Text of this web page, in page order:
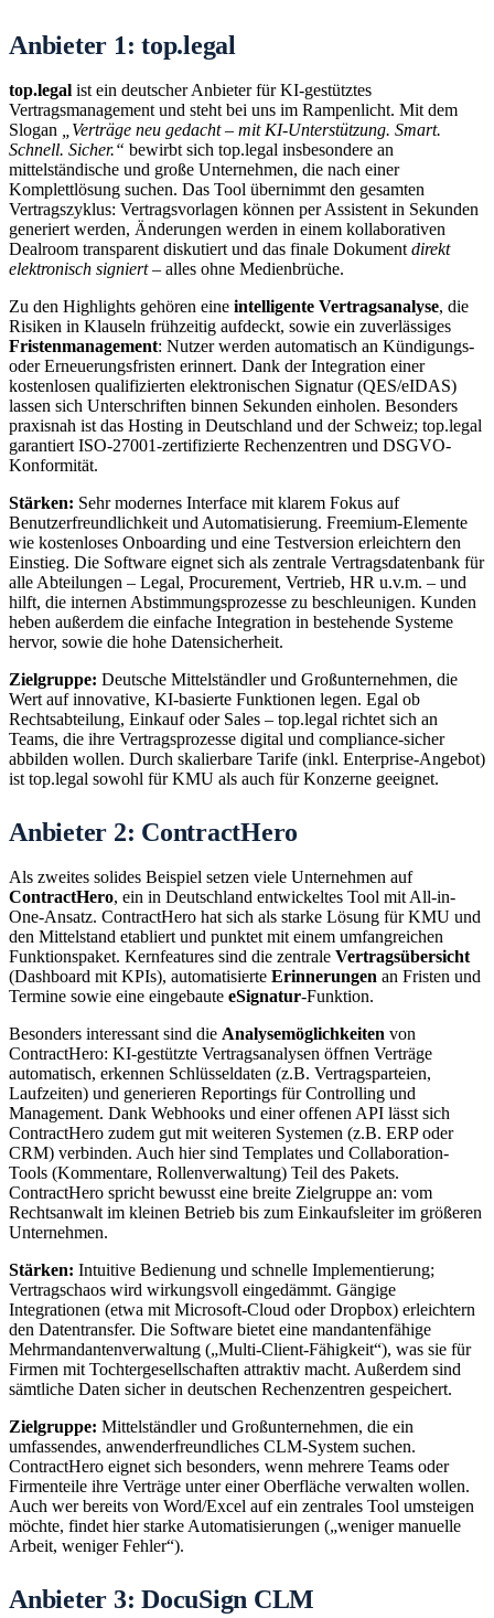
Anbieter 1: top.legal
top.legal ist ein deutscher Anbieter für KI-gestütztes
Vertragsmanagement und steht bei uns im Rampenlicht. Mit dem
Slogan
„Verträge neu gedacht – mit KI-Unterstützung. Smart.
Schnell. Sicher.“ bewirbt sich top.legal insbesondere an
mittelständische und große Unternehmen, die nach einer
Komplettlösung suchen. Das Tool übernimmt den gesamten
Vertragszyklus: Vertragsvorlagen können per Assistent in Sekunden
generiert werden, Änderungen werden in einem kollaborativen
Dealroom transparent diskutiert und das finale Dokument direkt
elektronisch signiert– alles ohne Medienbrüche.
Zu den Highlights gehören eine intelligente Vertragsanalyse, die
Risiken in Klauseln frühzeitig aufdeckt, sowie ein zuverlässiges
Fristenmanagement: Nutzer werden automatisch an Kündigungs-
oder Erneuerungsfristen erinnert. Dank der Integration einer
kostenlosen qualifizierten elektronischen Signatur (QES/eIDAS)
lassen sich Unterschriften binnen Sekunden einholen. Besonders
praxisnah ist das Hosting in Deutschland und der Schweiz; top.legal
garantiert ISO-27001-zertifizierte Rechenzentren und DSGVO-
Konformität.
Stärken: Sehr modernes Interface mit klarem Fokus auf
Benutzerfreundlichkeit und Automatisierung. Freemium-Elemente
wie kostenloses Onboarding und eine Testversion erleichtern den
Einstieg. Die Software eignet sich als zentrale Vertragsdatenbank für
alle Abteilungen – Legal, Procurement, Vertrieb, HR u.v.m. – und
hilft, die internen Abstimmungsprozesse zu beschleunigen. Kunden
heben außerdem die einfache Integration in bestehende Systeme
hervor, sowie die hohe Datensicherheit.
Zielgruppe: Deutsche Mittelständler und Großunternehmen, die
Wert auf innovative, KI-basierte Funktionen legen. Egal ob
Rechtsabteilung, Einkauf oder Sales – top.legal richtet sich an
Teams, die ihre Vertragsprozesse digital und compliance-sicher
abbilden wollen. Durch skalierbare Tarife (inkl. Enterprise-Angebot)
ist top.legal sowohl für KMU als auch für Konzerne geeignet.
Anbieter 2: ContractHero
Als zweites solides Beispiel setzen viele Unternehmen auf
ContractHero, ein in Deutschland entwickeltes Tool mit All-in-
One-Ansatz. ContractHero hat sich als starke Lösung für KMU und
den Mittelstand etabliert und punktet mit einem umfangreichen
Funktionspaket. Kernfeatures sind die zentrale Vertragsübersicht
(Dashboard mit KPIs), automatisierte Erinnerungen an Fristen und
Termine sowie eine eingebaute eSignatur-Funktion.
Besonders interessant sind die Analysemöglichkeiten von
ContractHero: KI-gestützte Vertragsanalysen öffnen Verträge
automatisch, erkennen Schlüsseldaten (z.B. Vertragsparteien,
Laufzeiten) und generieren Reportings für Controlling und
Management. Dank Webhooks und einer offenen API lässt sich
ContractHero zudem gut mit weiteren Systemen (z.B. ERP oder
CRM) verbinden. Auch hier sind Templates und Collaboration-
Tools (Kommentare, Rollenverwaltung) Teil des Pakets.
ContractHero spricht bewusst eine breite Zielgruppe an: vom
Rechtsanwalt im kleinen Betrieb bis zum Einkaufsleiter im größeren
Unternehmen.
Stärken: Intuitive Bedienung und schnelle Implementierung;
Vertragschaos wird wirkungsvoll eingedämmt. Gängige
Integrationen (etwa mit Microsoft-Cloud oder Dropbox) erleichtern
den Datentransfer. Die Software bietet eine mandantenfähige
Mehrmandantenverwaltung („Multi-Client-Fähigkeit“), was sie für
Firmen mit Tochtergesellschaften attraktiv macht. Außerdem sind
sämtliche Daten sicher in deutschen Rechenzentren gespeichert.
Zielgruppe: Mittelständler und Großunternehmen, die ein
umfassendes, anwenderfreundliches CLM-System suchen.
ContractHero eignet sich besonders, wenn mehrere Teams oder
Firmenteile ihre Verträge unter einer Oberfläche verwalten wollen.
Auch wer bereits von Word/Excel auf ein zentrales Tool umsteigen
möchte, findet hier starke Automatisierungen („weniger manuelle
Arbeit, weniger Fehler“).
Anbieter 3: DocuSign CLM